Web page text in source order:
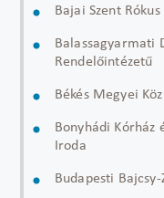
Bajai Szent
Balassagyarmati
Rendelőintézetű
Békés Megyei
Bonyhádi Kórház
Iroda
Budapesti